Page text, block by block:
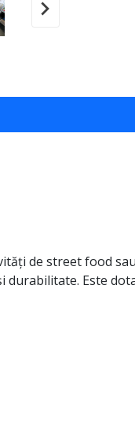
de street food
Este